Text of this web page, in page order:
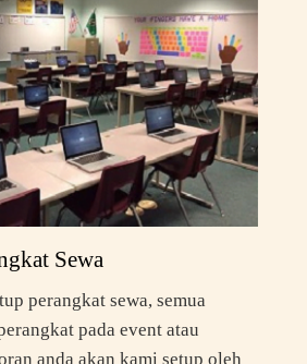
Sewa
perangkat sewa, semua
pada event atau
anda akan kami setup oleh